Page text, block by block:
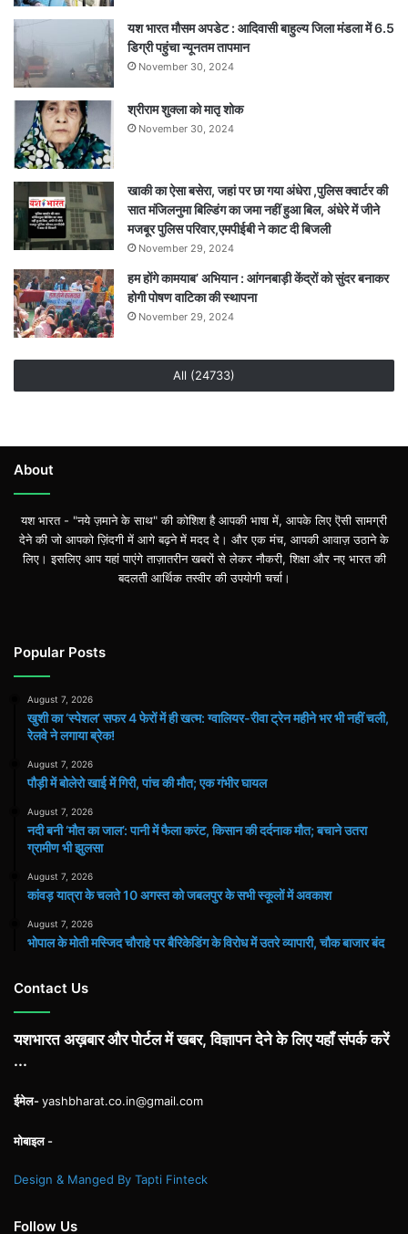
ने
लगाया
ब्रेक!
यश भारत मौसम अपडेट : आदिवासी बाहुल्य जिला मंडला में 6.5
डिग्री पहुंचा न्यूनतम तापमान
November 30, 2024
श्रीराम शुक्ला को मातृ शोक
November 30, 2024
खाकी का ऐसा बसेरा, जहां पर छा गया अंधेरा ,पुलिस क्वार्टर की
सात मंजिलनुमा बिल्डिंग का जमा नहीं हुआ बिल, अंधेरे में जीने
मजबूर पुलिस परिवार,एमपीईबी ने काट दी बिजली
November 29, 2024
हम होंगे कामयाब’ अभियान : आंगनबाड़ी केंद्रों को सुंदर बनाकर
होगी पोषण वाटिका की स्थापना
November 29, 2024
All (24733)
About
यश भारत - "नये ज़माने के साथ" की कोशिश है आपकी भाषा में, आपके लिए ऎसी सामग्री
देने की जो आपको ज़िंदगी में आगे बढ़ने में मदद दे। और एक मंच, आपकी आवाज़ उठाने के
लिए। इसलिए आप यहां पाएंगे ताज़ातरीन खबरों से लेकर नौकरी, शिक्षा और नए भारत की
बदलती आर्थिक तस्वीर की उपयोगी चर्चा।
Popular Posts
August 7, 2026
खुशी का ‘स्पेशल’ सफर 4 फेरों में ही खत्म: ग्वालियर-रीवा ट्रेन महीने भर भी नहीं चली,
रेलवे ने लगाया ब्रेक!
August 7, 2026
पौड़ी में बोलेरो खाई में गिरी, पांच की मौत; एक गंभीर घायल
August 7, 2026
​नदी बनी ‘मौत का जाल’: पानी में फैला करंट, किसान की दर्दनाक मौत; बचाने उतरा
ग्रामीण भी झुलसा
August 7, 2026
कांवड़ यात्रा के चलते 10 अगस्त को जबलपुर के सभी स्कूलों में अवकाश
August 7, 2026
भोपाल के मोती मस्जिद चौराहे पर बैरिकेडिंग के विरोध में उतरे व्यापारी, चौक बाजार बंद
Contact Us
यशभारत अख़बार और पोर्टल में खबर, विज्ञापन देने के लिए यहाँ संपर्क करें
...
ईमेल-yashbharat.co.in@gmail.com
मोबाइल -
Design & Manged By Tapti Finteck
Follow Us